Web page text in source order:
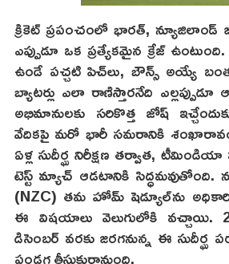
క్రికెట్ ప్రపంచంలో భారత్, న్యూజిలాండ్
ఎప్పుడూ ఒక ప్రత్యేకమైన క్రేజ్
ఉండే పచ్చటి పిచ్‌లు, బౌన్స్ అయ్యే
బ్యాటర్లు ఎలా రాణిస్తారనేది ఎల్లప్పుడూ
అభిమానులకు సరికొత్త జోష్
వేదికపై మరో భారీ సమరానికి
ఏళ్ల సుదీర్ఘ నిరీక్షణ తర్వాత, టీమిండియా
టెస్ట్ మ్యాచ్ ఆడటానికి సిద్ధమవుతోంది.
(NZC) తమ హోమ్ షెడ్యూల్‌ను
ఈ విషయాలు వెలుగులోకి వచ్చాయి.
డిసెంబర్ వరకు జరగనున్న ఈ సుదీర్ఘ